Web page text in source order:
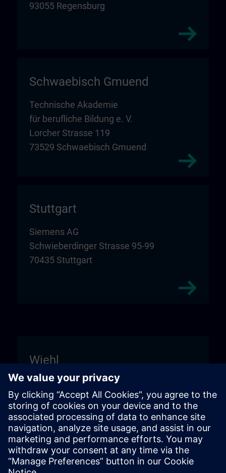
93055 Regensburg
Schwaebisch Gmuend
Technische Akademie
für berufliche Bildung e. V.
Lorcher Strasse 119
73529 Schwaebisch Gmuend
Stuttgart
Siemens AG
Schwieberdinger Strasse 95-99
70435 Stuttgart
Wiehl
Unitechnik Systems GmbH
Entrance sign "DIGI:LAB"
Fritz-Kotz-Str. 14
51674 Wiehl